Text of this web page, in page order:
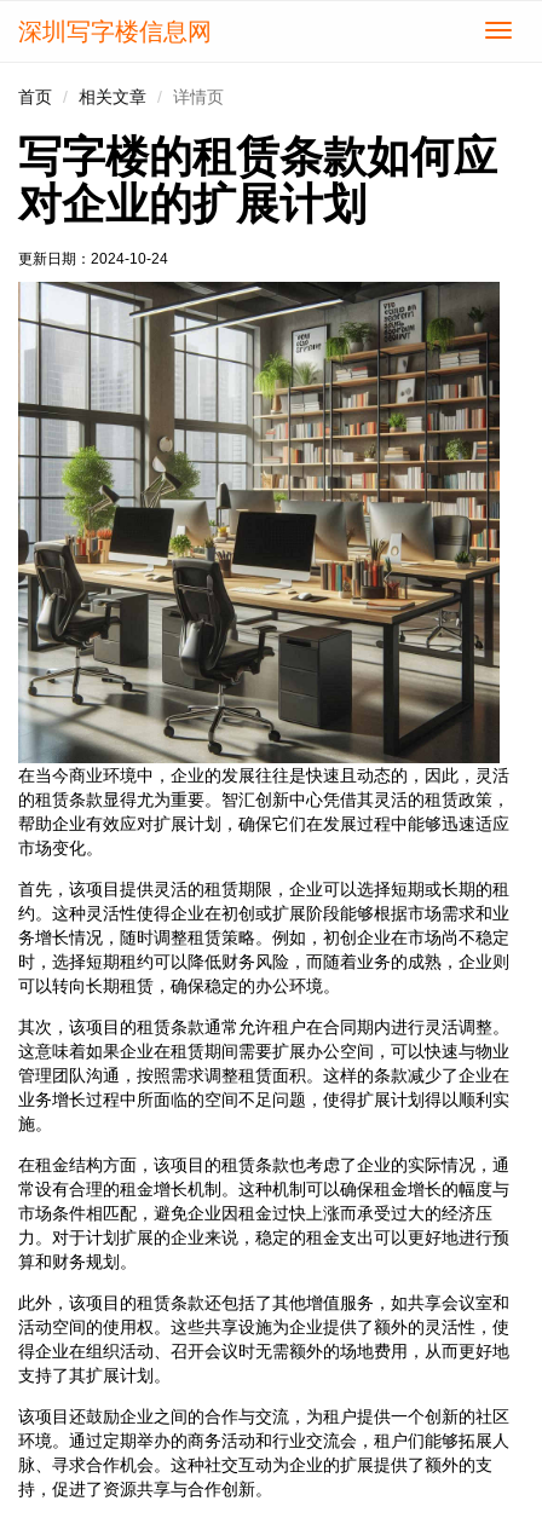
切
深圳写字楼信息网
首页 相关文章 详情页
写字楼的租赁条款如何应
对企业的扩展计划
更新日期： 2024-10-24
在当今商业环境中，企业的发展往往是快速且动态的，因此，灵活
的租赁条款显得尤为重要。智汇创新中心凭借其灵活的租赁政策，
帮助企业有效应对扩展计划，确保它们在发展过程中能够迅速适应
市场变化。
首先，该项目提供灵活的租赁期限，企业可以选择短期或长期的租
约。这种灵活性使得企业在初创或扩展阶段能够根据市场需求和业
务增长情况，随时调整租赁策略。例如，初创企业在市场尚不稳定
时，选择短期租约可以降低财务风险，而随着业务的成熟，企业则
可以转向长期租赁，确保稳定的办公环境。
其次，该项目的租赁条款通常允许租户在合同期内进行灵活调整。
这意味着如果企业在租赁期间需要扩展办公空间，可以快速与物业
管理团队沟通，按照需求调整租赁面积。这样的条款减少了企业在
业务增长过程中所面临的空间不足问题，使得扩展计划得以顺利实
施。
在租金结构方面，该项目的租赁条款也考虑了企业的实际情况，通
常设有合理的租金增长机制。这种机制可以确保租金增长的幅度与
市场条件相匹配，避免企业因租金过快上涨而承受过大的经济压
力。对于计划扩展的企业来说，稳定的租金支出可以更好地进行预
算和财务规划。
此外，该项目的租赁条款还包括了其他增值服务，如共享会议室和
活动空间的使用权。这些共享设施为企业提供了额外的灵活性，使
得企业在组织活动、召开会议时无需额外的场地费用，从而更好地
支持了其扩展计划。
该项目还鼓励企业之间的合作与交流，为租户提供一个创新的社区
环境。通过定期举办的商务活动和行业交流会，租户们能够拓展人
脉、寻求合作机会。这种社交互动为企业的扩展提供了额外的支
持，促进了资源共享与合作创新。